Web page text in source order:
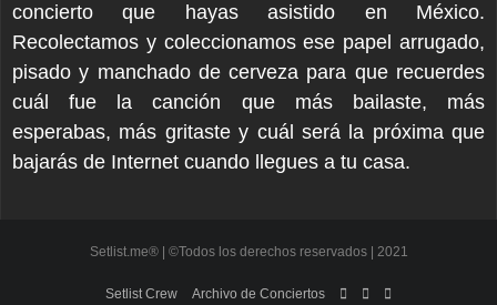
concierto que hayas asistido en México.
Recolectamos y coleccionamos ese papel arrugado,
pisado y manchado de cerveza para que recuerdes
cuál fue la canción que más bailaste, más
esperabas, más gritaste y cuál será la próxima que
bajarás de Internet cuando llegues a tu casa.
Setlist.me® | ©Todos los derechos reservados | 2021
Setlist Crew Archivo de Conciertos